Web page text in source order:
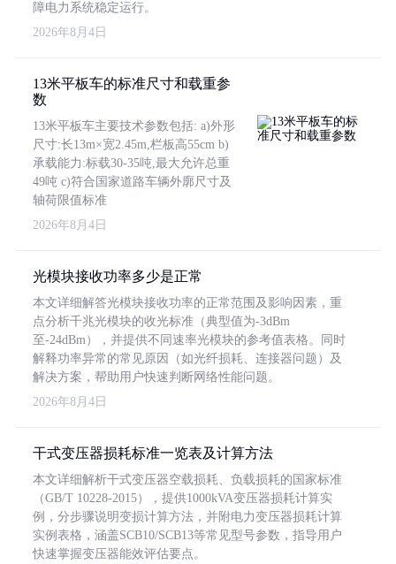
障电力系统稳定运行。
2026年8月4日
13米平板车的标准尺寸和载重参
数
13米平板车主要技术参数包括: a)外形
尺寸:长13m×宽2.45m,栏板高55cm b)
承载能力:标载30-35吨,最大允许总重
49吨 c)符合国家道路车辆外廓尺寸及
轴荷限值标准
2026年8月4日
光模块接收功率多少是正常
本文详细解答光模块接收功率的正常范围及影响因素，重
点分析千兆光模块的收光标准（典型值为-3dBm
至-24dBm），并提供不同速率光模块的参考值表格。同时
解释功率异常的常见原因（如光纤损耗、连接器问题）及
解决方案，帮助用户快速判断网络性能问题。
2026年8月4日
干式变压器损耗标准一览表及计算方法
本文详细解析干式变压器空载损耗、负载损耗的国家标准
（GB/T 10228-2015），提供1000kVA变压器损耗计算实
例，分步骤说明变损计算方法，并附电力变压器损耗计算
实例表格，涵盖SCB10/SCB13等常见型号参数，指导用户
快速掌握变压器能效评估要点。